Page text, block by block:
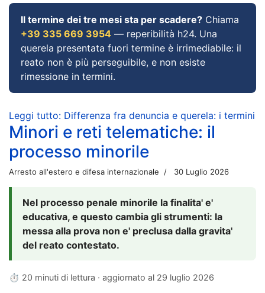
Il termine dei tre mesi sta per scadere? Chiama
+39 335 669 3954 — reperibilità h24. Una
querela presentata fuori termine è irrimediabile: il
reato non è più perseguibile, e non esiste
rimessione in termini.
Leggi tutto: Differenza fra denuncia e querela: i termini
Minori e reti telematiche: il
processo minorile
Arresto all'estero e difesa internazionale 30 Luglio 2026
Nel processo penale minorile la finalita' e'
educativa, e questo cambia gli strumenti: la
messa alla prova non e' preclusa dalla gravita'
del reato contestato.
⏱ 20 minuti di lettura · aggiornato al 29 luglio 2026